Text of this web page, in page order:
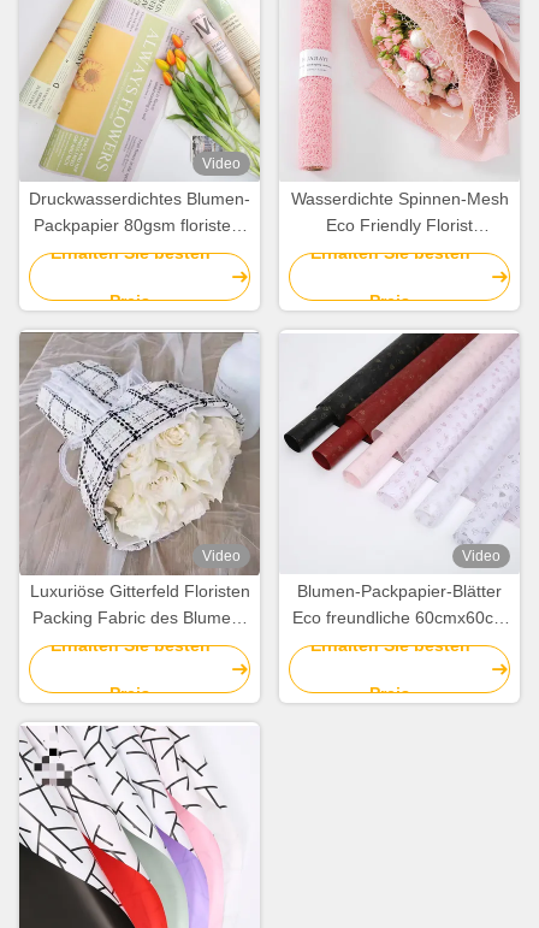
Video
Druckwasserdichtes Blumen-
Packpapier 80gsm floristen-
Wrapping Papers
Erhalten Sie besten
Preis
Wasserdichte Spinnen-Mesh
Eco Friendly Florist
Wrapping-Papier-Rolle
Erhalten Sie besten
Preis
Video
Luxuriöse Gitterfeld Floristen
Packing Fabric des Blumen-
Blumenstrauß-Packpapier-
Erhalten Sie besten
Preis
Video
Blumen-Packpapier-Blätter
Eco freundliche 60cmx60cm
nicht gesponnene für
Erhalten Sie besten
Preis